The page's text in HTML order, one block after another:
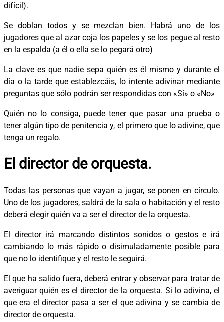
difícil).
Se doblan todos y se mezclan bien. Habrá uno de los
jugadores que al azar coja los papeles y se los pegue al resto
en la espalda (a él o ella se lo pegará otro)
La clave es que nadie sepa quién es él mismo y durante el
día o la tarde que establezcáis, lo intente adivinar mediante
preguntas que sólo podrán ser respondidas con «Sí» o «No»
Quién no lo consiga, puede tener que pasar una prueba o
tener algún tipo de penitencia y, el primero que lo adivine, que
tenga un regalo.
El director de orquesta.
Todas las personas que vayan a jugar, se ponen en círculo.
Uno de los jugadores, saldrá de la sala o habitación y el resto
deberá elegir quién va a ser el director de la orquesta.
El director irá marcando distintos sonidos o gestos e irá
cambiando lo más rápido o disimuladamente posible para
que no lo identifique y el resto le seguirá.
El que ha salido fuera, deberá entrar y observar para tratar de
averiguar quién es el director de la orquesta. Si lo adivina, el
que era el director pasa a ser el que adivina y se cambia de
director de orquesta.